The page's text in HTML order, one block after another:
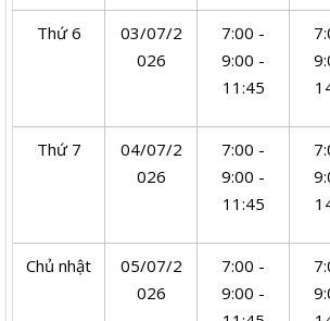
Thứ 6
03/07/2
026
7:00 -
9:00 -
11:45
Thứ 7
04/07/2
026
7:00 -
9:00 -
11:45
Chủ nhật
05/07/2
026
7:00 -
9:00 -